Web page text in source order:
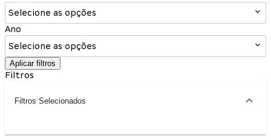
Selecione as opções
Ano
Selecione as opções
Aplicar filtros
Filtros
Filtros Selecionados